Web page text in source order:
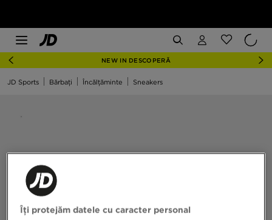
NEW IN DESCOPERĂ
JD Sports Bărbați Încălțăminte Sneakers
Îți protejăm datele cu caracter personal